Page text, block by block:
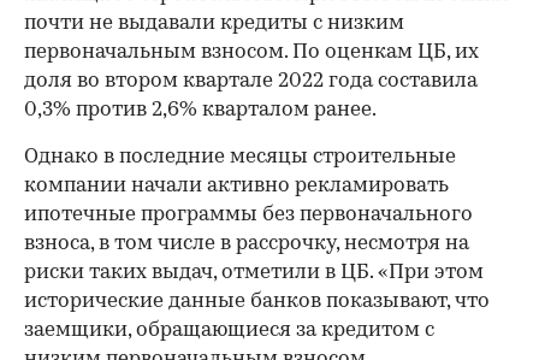
почти не выдавали кредиты с низким
первоначальным взносом. По оценкам ЦБ, их
доля во втором квартале 2022 года составила
0,3% против 2,6% кварталом ранее.
Однако в последние месяцы строительные
компании начали активно рекламировать
ипотечные программы без первоначального
взноса, в том числе в рассрочку, несмотря на
риски таких выдач, отметили в ЦБ. «При этом
исторические данные банков показывают, что
заемщики, обращающиеся за кредитом с